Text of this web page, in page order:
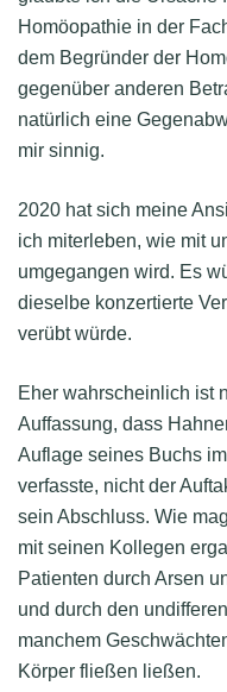
Homöopathie in der
dem Begründer der
gegenüber anderen
natürlich eine
mir sinnig.
2020 hat sich meine
ich miterleben, wie mit
umgegangen wird. Es
dieselbe konzertierte
verübt würde.
Eher wahrscheinlich ist
Auffassung, dass
Auflage seines Buchs
verfasste, nicht der
sein Abschluss. Wie
mit seinen Kollegen
Patienten durch Arsen
und durch den
manchem
Körper fließen ließen.